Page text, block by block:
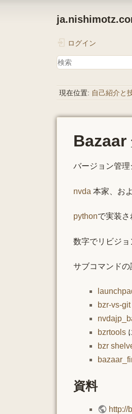
ログイン
現在位置: 自己紹介と
Bazaar
バージョン管理
nvda 本家、お
pythonで実装
数字でリビジ
サブコマンド
bzr-vs-git
bzrtools
bzr
資料
http://